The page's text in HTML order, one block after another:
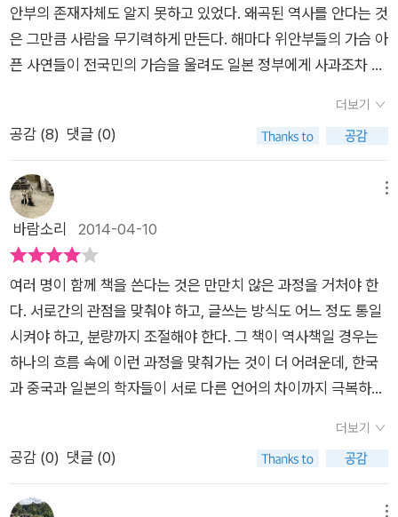
서였습니다. 우리에게는 4년 동안 공동 작업을 하면서 쌓은신뢰
와 자신감도 있었습니다. 그래서 이번에는 3국의 역사 인식의 차
이를 살펴보면서 근현대 시기 3국의 ‘관계사’에 주목하기로 했습
사》는 구성과 내용, 그리고 작업 방식에서 《미래》와 비교할 수 없
을 정도로 발전한 결과물이라고 봅니다. ‘근현대’라는 동일한 시
대를 선택한 것은 일본의 위험한 교과서에 대응하기 위해서라는
기본 취지를 살리는 것, 그리고 앞선 결과물의 발전된 버전으로서
의 역할을 하기 위해서라는 점, 두 가지를 들 수 있겠습니다. 같은
면, 이번 책이 책 제목처럼 ‘함께 쓴’ 동아시아 근현대사라는 커다
란 차이가 있습니다. 책의 분량도 한 권에서 두 권으로, 《미래》에
비해 세 배 이상 늘었습니다. 참고로 이번에는 각국의 출간 시기
가 조금씩 차이가 있는데요, 이 책을 가장 먼저 한국 독자들에게
선보이게 되었습니다. ▶ ‘관계사’라는 말이 일반 독자에게는 낯
선 표현인데요, 관계사가 무엇인지, 더불어 역사에서 관계사 서술
이 왜 중요한지 간단히 설명해주세요. ‘청산리 전투’와 동아시아
국제관계사, 세계사와의 연관성에 관해 예를 들어볼까 합니다. 대
체로 우리가 아는 상식으로는 청산리 전투에서 패배한 일본이 ‘훈
안부의 존재자체도 알지 못하고 있었다. 왜곡된 역사를 안다는 것
은 그만큼 사람을 무기력하게 만든다. 해마다 위안부들의 가슴 아
픈 사연들이 전국민의 가슴을 울려도 일본 정부에게 사과조차 받
게 비난을 받아왔던 미국 정부가 아프리카 국민들을 상대로 클린
턴이 정중한 사과를 한 모습과는 대조적인 모습이다. 그리고 잊을
처는 지극히 실망만을 안겨주고 있다. 그럼에도 불구하고 동아시
아의 평화는 진정 가능한지가 나로서도 무척이나 궁금하다. 이 책
은 한중일 삼국이 그런 의문점에 무척 고무적인 답안이 될 것 같
부정하고 황국사관에 입각하여 군국주의를 찬양하는 내용으로
채워져 있으나, 이러한 사실에 문제의식을 느끼는 역사학자들이
왜곡된 역사의 문제점을 인식하고 바른 역사를 공유하기 위해 모
였다. 이들은 '한중일 역사 편찬위원회'를 발족하여 삼국의 역사
를 국제변동과 다각적인 관점에서 역사를 조명한다. “아시아의
근현대‘는 서로 밀접하고도 유기적인 관계로 연결되어 있기에 한
중일의 협력에 의해 편찬된 역사서는 많은 의의를 가진다. 1권의
되는지를 살펴본다. 서구 열강의 동아시아 침략으로 시작되는 근
더보기
공감 (8) 댓글 (0)
바람소리 2014-04-10
여러 명이 함께 책을 쓴다는 것은 만만치 않은 과정을 거처야 한
다. 서로간의 관점을 맞춰야 하고, 글쓰는 방식도 어느 정도 통일
시켜야 하고, 분량까지 조절해야 한다. 그 책이 역사책일 경우는
하나의 흐름 속에 이런 과정을 맞춰가는 것이 더 어려운데, 한국
과 중국과 일본의 학자들이 서로 다른 언어의 차이까지 극복하면
드물게 잘 짜여진 책이다. 노력이 만만치 않았음을 보여준다. 일
국 중심의 역사를 넘어서 동아시아 공동의 역사로 나아가려는 노
력도 돋보인다. 이런 장점은 1권까지이고, 2권에서는 장점이 모
더보기
공감 (0) 댓글 (0)